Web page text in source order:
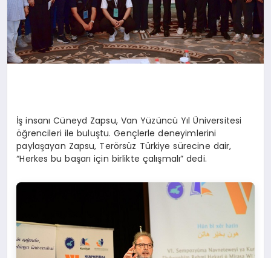
İş insanı Cüneyd Zapsu, Van Yüzüncü Yıl Üniversitesi
öğrencileri ile buluştu. Gençlerle deneyimlerini
paylaşayan Zapsu, Terörsüz Türkiye sürecine dair,
“Herkes bu başarı için birlikte çalışmalı” dedi.